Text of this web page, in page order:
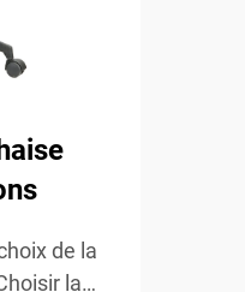
de la
la